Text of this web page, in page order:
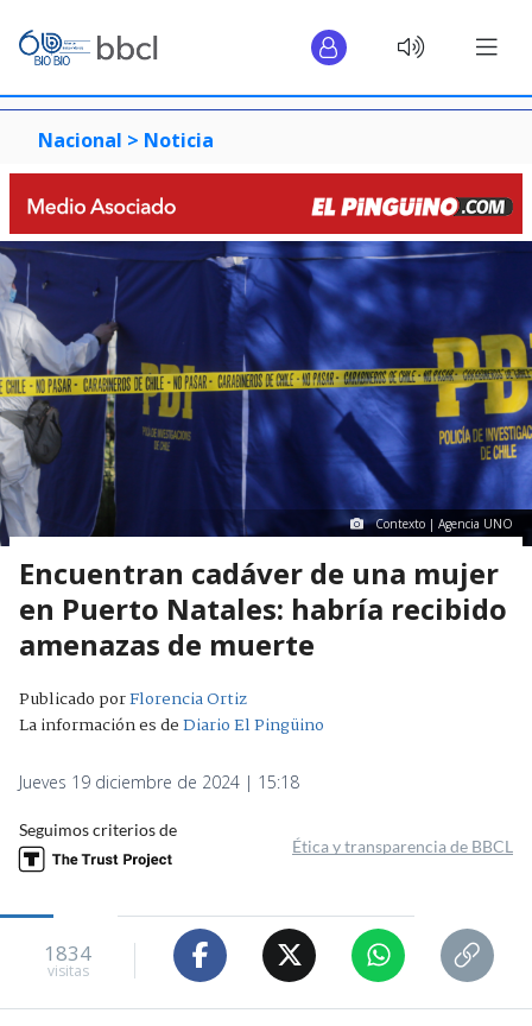
Nacional > Noticia
Contexto | Agencia UNO
Encuentran cadáver de una mujer
en Puerto Natales: habría recibido
amenazas de muerte
Publicado porFlorencia Ortiz
La información es deDiario El Pingüino
Jueves 19 diciembre de 2024 | 15:18
Seguimos criterios de
Ética y transparencia de BBCL
1834
visitas